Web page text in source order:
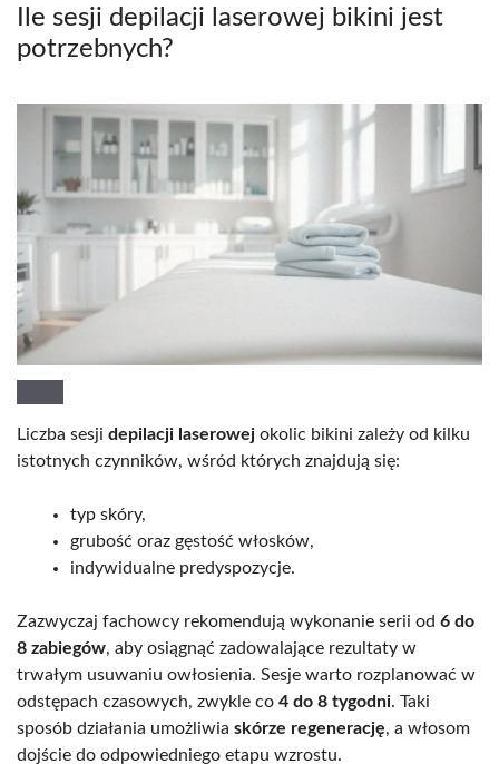
Ile sesji depilacji laserowej bikini jest
potrzebnych?
Liczba sesji depilacji laserowej okolic bikini zależy od kilku
istotnych czynników, wśród których znajdują się:
typ skóry,
grubość oraz gęstość włosków,
indywidualne predyspozycje.
Zazwyczaj fachowcy rekomendują wykonanie serii od 6 do
8 zabiegów, aby osiągnąć zadowalające rezultaty w
trwałym usuwaniu owłosienia. Sesje warto rozplanować w
odstępach czasowych, zwykle co 4 do 8 tygodni. Taki
sposób działania umożliwia skórze regenerację, a włosom
dojście do odpowiedniego etapu wzrostu.